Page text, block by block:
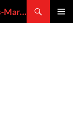
VOLCANMANIA : le blog de Jacques-Marie BARDINTZEFF, volcanologue